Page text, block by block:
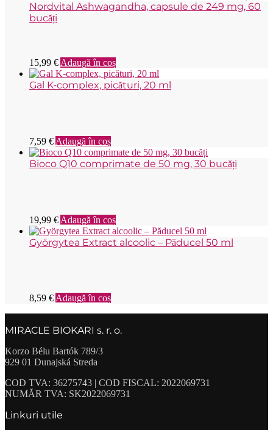
Nordvital Ashwagandha, capsule de 249 mg, 60
bucăți
15,99 € Adaugă în coș
Gal K-complex, picături, 20 ml
7,59 € Adaugă în coș
Bioco Q10 comprimate de 50 mg, 30 bucăți
19,99 € Adaugă în coș
Györgytea Extract alcoolic – Păducel 50 ml
8,59 €Adaugă în coș
MIRACLE BIOKARI s. r. o.
Korzo Bélu Bartók 789/3
929 01 Dunajská Streda
COD TVA: 36275743 | COD FISCAL: 2022069731
NUMĂR TVA: SK2022069731
Linkuri utile